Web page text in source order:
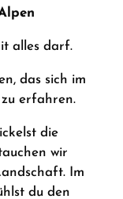
alles darf.
das sich im
erfahren.
die
wir
Im
du den